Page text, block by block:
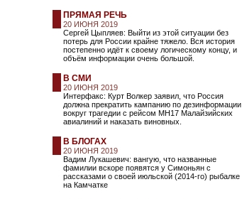
ПРЯМАЯ РЕЧЬ
20 ИЮНЯ 2019
Сергей Цыпляев: Выйти из этой ситуации без
потерь для России крайне тяжело. Вся история
постепенно идёт к своему логическому концу, и
объём информации очень большой.
В СМИ
20 ИЮНЯ 2019
Интерфакс: Курт Волкер заявил, что Россия
должна прекратить кампанию по дезинформации
вокруг трагедии с рейсом MH17 Малайзийских
авиалиний и наказать виновных.
В БЛОГАХ
20 ИЮНЯ 2019
Вадим Лукашевич: вангую, что названные
фамилии вскоре появятся у Симоньян с
рассказами о своей июльской (2014-го) рыбалке
на Камчатке